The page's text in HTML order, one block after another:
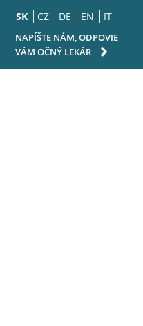
NAPÍŠTE NÁM, ODPOVIE
VÁM OČNÝ LEKÁR
SK CZ DE EN IT